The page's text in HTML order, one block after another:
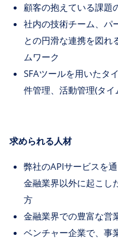
顧客の抱えている課題
社内の技術チーム、パ
との円滑な連携を図れ
ムワーク
SFAツールを用いたタ
件管理、活動管理(タ
求められる人材
弊社のAPIサービスを
金融業界以外に起こし
方
金融業界での豊富な営
ベンチャー企業で、事